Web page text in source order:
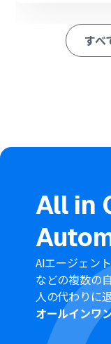
・チームプランやサ
無料トライアルを行
制限対象のアプリ
すべ
All in
AIエージェン
などの複数の
人の代わりに
オールインワ